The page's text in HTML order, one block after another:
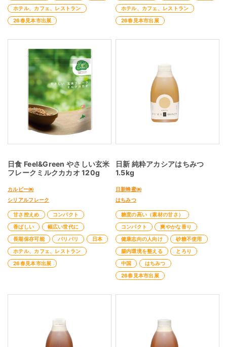
ホテル、カフェ、レストラン
26春見本市出展
ホテル、カフェ、レストラン
26春見本市出展
日食 Feel&Green やさしい玄米
フレークミルクカカオ 120g
カルビー㈱
シリアルフレーク
甘さ控えめ
コンパクト
香ばしい
幅広い世代に
長期保存可能
パリパリ
日本
ホテル、カフェ、レストラン
26春見本市出展
日新 純粋アカシアはちみつ
1.5kg
日新蜂蜜㈱
はちみつ
糖度の高い（素材の甘さ）
コンパクト
爽やかな香り
健康志向の人向け
砂糖不使用
腸内環境を整える
とろり
中国
はちみつ
26春見本市出展